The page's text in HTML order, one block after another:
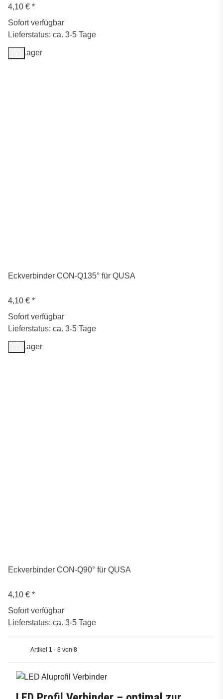
4,10 € *
Sofort verfügbar
Lieferstatus: ca. 3-5 Tage
Auf Lager
Eckverbinder CON-Q135° für QUSA
4,10 € *
Sofort verfügbar
Lieferstatus: ca. 3-5 Tage
Auf Lager
Eckverbinder CON-Q90° für QUSA
4,10 € *
Sofort verfügbar
Lieferstatus: ca. 3-5 Tage
Artikel 1 - 8 von 8